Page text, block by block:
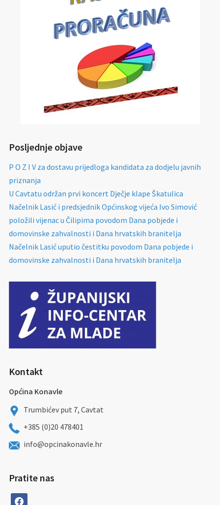
Posljednje objave
P O Z I V za dostavu prijedloga kandidata za dodjelu javnih
priznanja
U Cavtatu održan prvi koncert Dječje klape Škatulica
Načelnik Lasić i predsjednik Općinskog vijeća Ivo Simović
položili vijenac u Čilipima povodom Dana pobjede i
domovinske zahvalnosti i Dana hrvatskih branitelja
Načelnik Lasić uputio čestitku povodom Dana pobjede i
domovinske zahvalnosti i Dana hrvatskih branitelja
Kontakt
Općina Konavle
Trumbićev put 7, Cavtat
+385 (0)20 478401
info@opcinakonavle.hr
Pratite nas
facebook